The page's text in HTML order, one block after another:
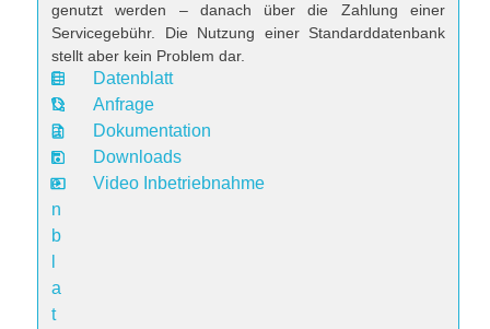
genutzt werden – danach über die Zahlung einer
Servicegebühr. Die Nutzung einer Standarddatenbank
stellt aber kein Problem dar.
D
a
t
e
n
b
a
t
Datenblatt
Anfrage
Dokumentation
Downloads
Video Inbetriebnahme